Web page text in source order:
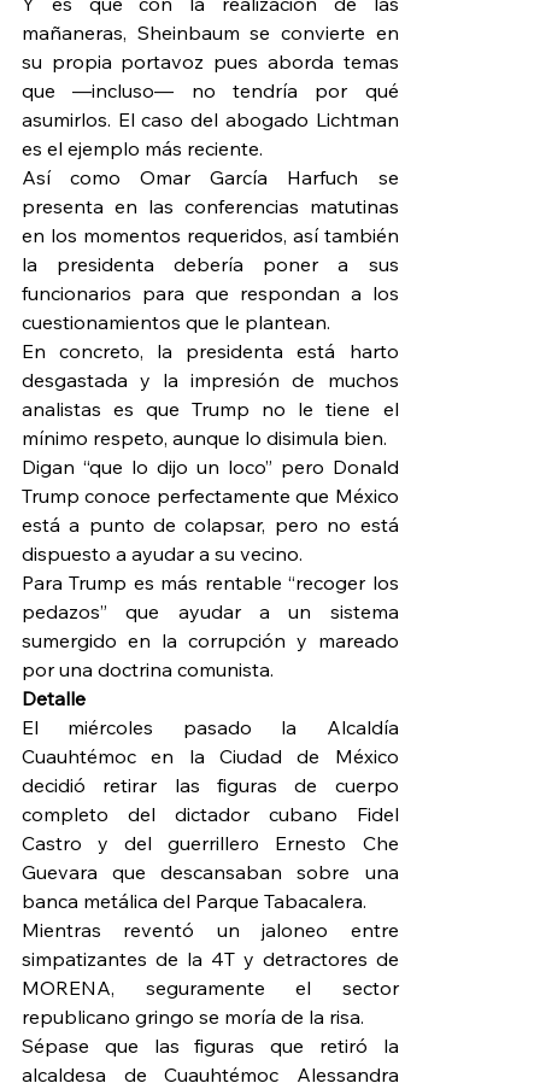
mañaneras, Sheinbaum se convierte en
su propia portavoz pues aborda temas
que —incluso— no tendría por qué
asumirlos. El caso del abogado Lichtman
es el ejemplo más reciente.
Así como Omar García Harfuch se
presenta en las conferencias matutinas
en los momentos requeridos, así también
la presidenta debería poner a sus
funcionarios para que respondan a los
cuestionamientos que le plantean.
En concreto, la presidenta está harto
desgastada y la impresión de muchos
analistas es que Trump no le tiene el
mínimo respeto, aunque lo disimula bien.
Digan “que lo dijo un loco” pero Donald
Trump conoce perfectamente que México
está a punto de colapsar, pero no está
dispuesto a ayudar a su vecino.
Para Trump es más rentable “recoger los
pedazos” que ayudar a un sistema
sumergido en la corrupción y mareado
por una doctrina comunista.
Detalle
El miércoles pasado la Alcaldía
Cuauhtémoc en la Ciudad de México
decidió retirar las figuras de cuerpo
completo del dictador cubano Fidel
Castro y del guerrillero Ernesto Che
Guevara que descansaban sobre una
banca metálica del Parque Tabacalera.
Mientras reventó un jaloneo entre
simpatizantes de la 4T y detractores de
MORENA, seguramente el sector
republicano gringo se moría de la risa.
Sépase que las figuras que retiró la
alcaldesa de Cuauhtémoc Alessandra